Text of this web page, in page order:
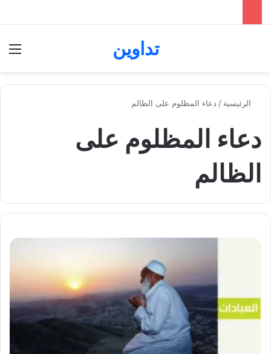
تداوين
الرئيسية / دعاء المظلوم على الظالم
دعاء المظلوم على
الظالم